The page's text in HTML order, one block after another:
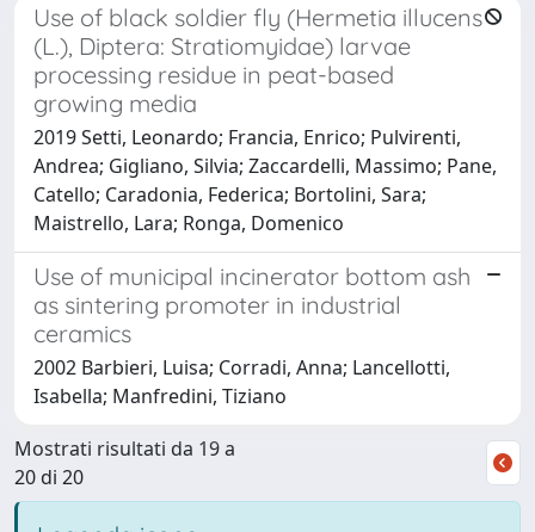
Use of black soldier fly (Hermetia illucens
(L.), Diptera: Stratiomyidae) larvae
processing residue in peat-based
growing media
2019 Setti, Leonardo; Francia, Enrico; Pulvirenti,
Andrea; Gigliano, Silvia; Zaccardelli, Massimo; Pane,
Catello; Caradonia, Federica; Bortolini, Sara;
Maistrello, Lara; Ronga, Domenico
Use of municipal incinerator bottom ash
as sintering promoter in industrial
ceramics
2002 Barbieri, Luisa; Corradi, Anna; Lancellotti,
Isabella; Manfredini, Tiziano
Mostrati risultati da 19 a
20 di 20